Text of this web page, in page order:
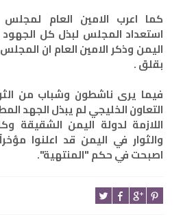
كما اعرب الامين العام
استعداد المجلس لبذل كل
اليمن وذكر الامين العام ان
بقلق .
فيما يرى ناشطون وشباب من
التعاون الخليجي لم يبذل الجهد
اللازمة لدولة اليمن الشقيقة
والثوار في اليمن قد اعلنوا
اصبحت في حكم "المنتهية".